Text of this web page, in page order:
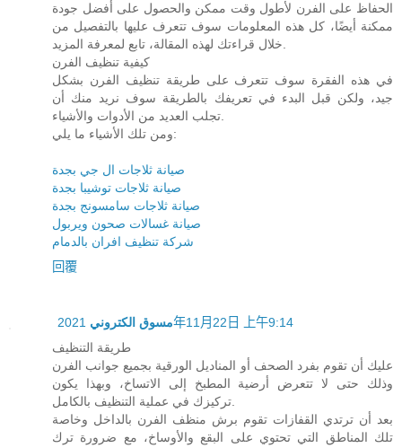
الحفاظ على الفرن لأطول وقت ممكن والحصول على أفضل جودة
ممكنة أيضًا، كل هذه المعلومات سوف تتعرف عليها بالتفصيل من
كيفية تنظيف الفرن
في هذه الفقرة سوف تتعرف على طريقة تنظيف الفرن بشكل
جيد، ولكن قبل البدء في تعريفك بالطريقة سوف نريد منك أن
ومن تلك الأشياء ما يلي:
صيانة ثلاجات ال جي بجدة
صيانة ثلاجات توشيبا بجدة
صيانة ثلاجات سامسونج بجدة
صيانة غسالات صحون ويربول
شركة تنظيف افران بالدمام
回覆
مسوق الكتروني2021年11月22日 上午9:14
طريقة التنظيف
عليك أن تقوم بفرد الصحف أو المناديل الورقية بجميع جوانب الفرن
وذلك حتى لا تتعرض أرضية المطبخ إلى الاتساخ، وبهذا يكون
بعد أن ترتدي القفازات تقوم برش منظف الفرن بالداخل وخاصة
تلك المناطق التي تحتوي على البقع والأوساخ، مع ضرورة ترك